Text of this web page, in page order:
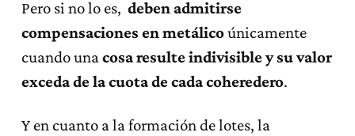
Pero si no lo es, deben admitirse
compensaciones en metálicoúnicamente
cuando unacosa resulte indivisible y su valor
exceda de la cuota de cada coheredero.
Y en cuanto a la formación de lotes, la